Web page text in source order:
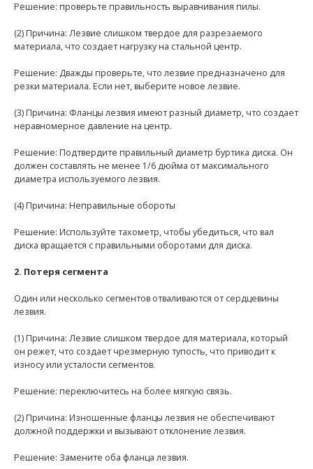
Решение: проверьте правильность выравнивания пилы.
(2) Причина: Лезвие слишком твердое для разрезаемого
материала, что создает нагрузку на стальной центр.
Решение: Дважды проверьте, что лезвие предназначено для
резки материала. Если нет, выберите новое лезвие.
(3) Причина: Фланцы лезвия имеют разный диаметр, что создает
неравномерное давление на центр.
Решение: Подтвердите правильный диаметр буртика диска. Он
должен составлять не менее 1/6 дюйма от максимального
диаметра используемого лезвия.
(4) Причина: Неправильные обороты
Решение: Используйте тахометр, чтобы убедиться, что вал
диска вращается с правильными оборотами для диска.
2. Потеря сегмента
Один или несколько сегментов отваливаются от сердцевины
лезвия.
(1) Причина: Лезвие слишком твердое для материала, который
он режет, что создает чрезмерную тупость, что приводит к
износу или усталости сегментов.
Решение: переключитесь на более мягкую связь.
(2) Причина: Изношенные фланцы лезвия не обеспечивают
должной поддержки и вызывают отклонение лезвия.
Решение: Замените оба фланца лезвия.